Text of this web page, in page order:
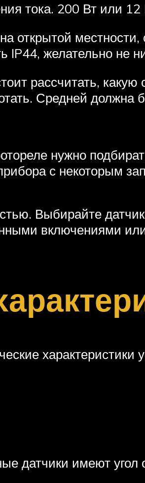
тока. 200 Вт или 12
открытой
IP44, желательно не
рассчитать,
Средней должна
нужно
с некоторым
Выбирайте
включениями
характеристики
датчики имеют угол